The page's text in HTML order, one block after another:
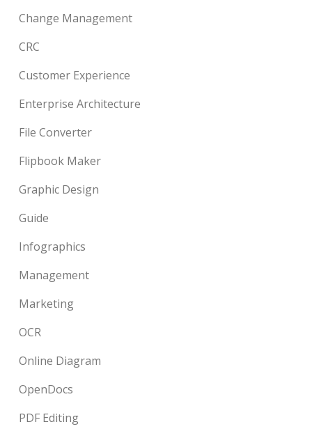
Change Management
CRC
Customer Experience
Enterprise Architecture
File Converter
Flipbook Maker
Graphic Design
Guide
Infographics
Management
Marketing
OCR
Online Diagram
OpenDocs
PDF Editing